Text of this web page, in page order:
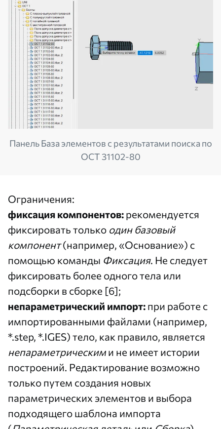
Панель База элементов с результатами поиска по
ОСТ 31102-80
Ограничения:
фиксация компонентов: рекомендуется
фиксировать только один базовый
компонент(например, «Основание») с
помощью команды Фиксация. Не следует
фиксировать более одного тела или
подсборки в сборке [6];
непараметрический импорт: при работе с
импортированными файлами (например,
*.step, *.IGES) тело, как правило, является
непараметрическим и не имеет истории
построений. Редактирование возможно
только путем создания новых
параметрических элементов и выбора
подходящего шаблона импорта